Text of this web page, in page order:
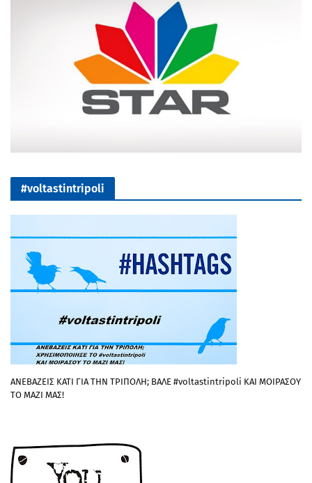
#voltastintripoli
ΑΝΕΒΑΖΕΙΣ ΚΑΤΙ ΓΙΑ ΤΗΝ ΤΡΙΠΟΛΗ; ΒΑΛΕ #voltastintripoli ΚΑΙ ΜΟΙΡΑΣΟΥ
ΤΟ ΜΑΖΙ ΜΑΣ!